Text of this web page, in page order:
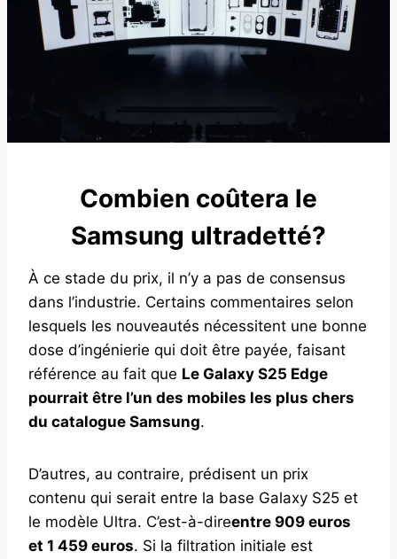
Combien coûtera le
Samsung ultradetté?
À ce stade du prix, il n’y a pas de consensus
dans l’industrie. Certains commentaires selon
lesquels les nouveautés nécessitent une bonne
dose d’ingénierie qui doit être payée, faisant
référence au fait que Le Galaxy S25 Edge
pourrait être l’un des mobiles les plus chers
du catalogue Samsung.
D’autres, au contraire, prédisent un prix
contenu qui serait entre la base Galaxy S25 et
le modèle Ultra. C’est-à-direentre 909 euros
et 1 459 euros. Si la filtration initiale est